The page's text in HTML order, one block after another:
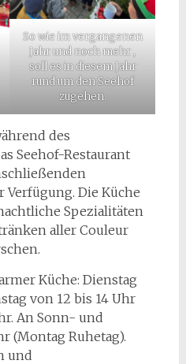
So wie im vergangenen
Jahr und noch mehr ,
soll es in diesem Jahr
rund um den Seehof
zugehen.
des
Seehof-Restaurant
Verfügung. Die Küche
Spezialitäten
aller Couleur
Küche: Dienstag
von 12 bis 14 Uhr
An Sonn- und
(Montag Ruhetag).
und